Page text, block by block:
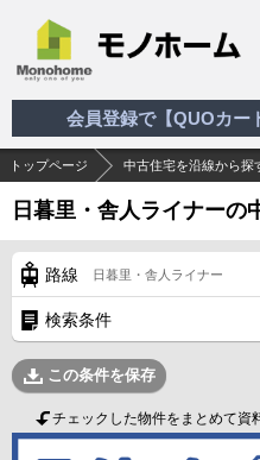
会員登録で【QUOカー
トップページ 中古住宅を沿線から探
日暮里・舎人ライナーの
路線 日暮里・舎人ライナー
検索条件
この条件を保存
チェックした物件をまとめて資